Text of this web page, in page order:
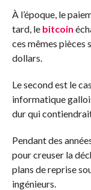
À l’époque, le
tard, le bitcoin
ces mêmes pièces
dollars.
Le second est le
informatique
dur qui
Pendant des
pour creuser la
plans de reprise
ingénieurs.